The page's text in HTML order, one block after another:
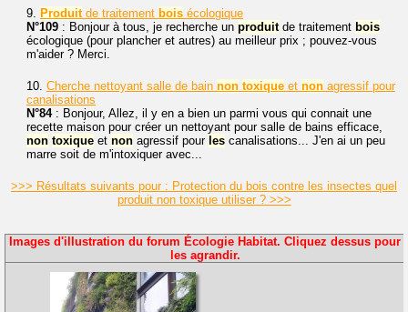
9. Produitde traitement bois écologique
N°109 : Bonjour à tous, je recherche un produitde traitement bois
écologique (pour plancher et autres) au meilleur prix ; pouvez-vous
m'aider ? Merci.
10. Cherche nettoyant salle de bain non toxique et non agressif pour
canalisations
N°84: Bonjour, Allez, il y en a bien un parmi vous qui connait une
recette maison pour créer un nettoyant pour salle de bains efficace,
non toxique et non agressif pour les canalisations... J'en ai un peu
marre soit de m'intoxiquer avec...
>>> Résultats suivants pour : Protection du bois contre les insectes quel
produit non toxique utiliser ? >>>
Images d'illustration du forum Écologie Habitat. Cliquez dessus pour
les agrandir.